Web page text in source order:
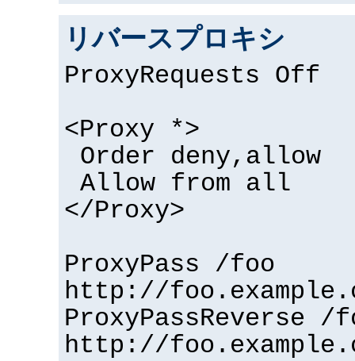
リバースプロキシ
ProxyRequests Off
<Proxy *>
Order deny,allow
Allow from all
</Proxy>
ProxyPass /foo
http://
ProxyPassReverse /
http://